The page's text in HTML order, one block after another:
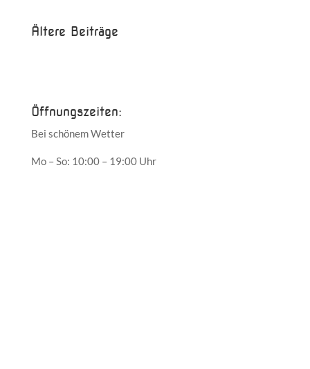
Ältere Beiträge
Öffnungszeiten:
Bei schönem Wetter
Mo – So: 10:00 – 19:00 Uhr